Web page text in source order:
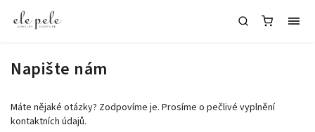
Napište nám
Máte nějaké otázky? Zodpovíme je. Prosíme o pečlivé vyplnění
kontaktních údajů.